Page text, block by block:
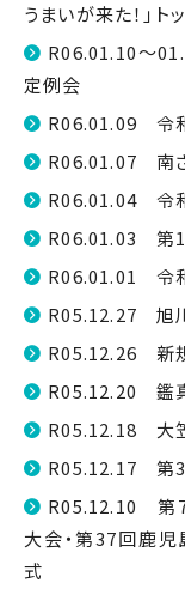
うまいが来た！」ト
R06.01.10～
定例会
R06.01.09 令
R06.01.07 南
R06.01.04 令
R06.01.03 第
R06.01.01 令
R05.12.27 旭
R05.12.26 新
R05.12.20 鑑
R05.12.18 大
R05.12.17 第
R05.12.10 第
大会・第37回鹿
式